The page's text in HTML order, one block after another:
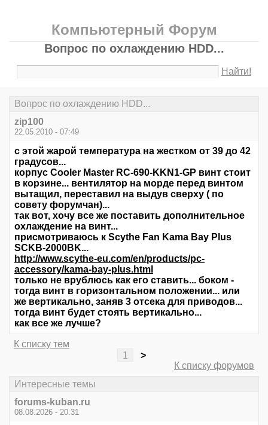
Компьютерный Форум
Вопрос по охлаждению HDD...
Найти!
Вопрос по охлаждению HDD...
zip100
22.05.2010 - 07:49
с этой жарой температура на жестком от 39 до 42
градусов...
корпус Cooler Master RC-690-KKN1-GP винт стоит
в корзине... вентилятор на морде перед винтом
вытащил, переставил на выдув сверху ( по
совету форумчан)...
так вот, хочу все же поставить дополнительное
охлаждение на винт...
присмотриваюсь к Scythe Fan Kama Bay Plus
SCKB-2000BK...
http://www.scythe-eu.com/en/products/pc-
accessory/kama-bay-plus.html
только не врублюсь как его ставить... боком -
тогда винт в горизонтальном положении... или
же вертикально, заняв 3 отсека для приводов...
тогда винт будет стоять вертикально...
как все же лучше?
К списку тем
1
>
К списку форумов
Интересные темы
forums-kuban.ru
08.08.2026 - 20:31